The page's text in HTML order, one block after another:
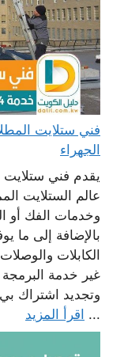
الجهراء
يقدم فني
عالم الستلايت
وخدمات الفك أو
بالإضافة إلى ما
الكابلات
غير خدمة البرمجة
وتجديد اشتراك
... اقرأ المزيد